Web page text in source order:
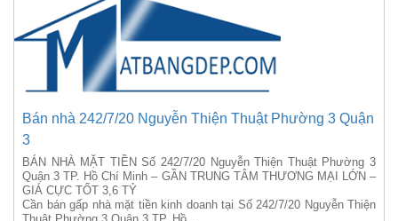
Bán nhà 242/7/20 Nguyễn Thiện Thuật Phường 3 Quận
3
BÁN NHÀ MẶT TIỀN Số 242/7/20 Nguyễn Thiện Thuật Phường 3
Quận 3 TP. Hồ Chí Minh – GẦN TRUNG TÂM THƯƠNG MẠI LỚN –
GIÁ CỰC TỐT 3,6 TỶ
Cần bán gấp nhà mặt tiền kinh doanh tại Số 242/7/20 Nguyễn Thiện